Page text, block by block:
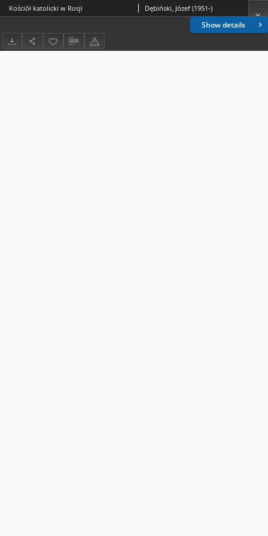
Show details
Kościół katolicki w Rosji Dębiński, Józef (1951-)